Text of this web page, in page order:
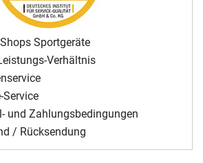
Sportgeräte
Verhältnis
Service
und Zahlungsbedingungen
/ Rücksendung